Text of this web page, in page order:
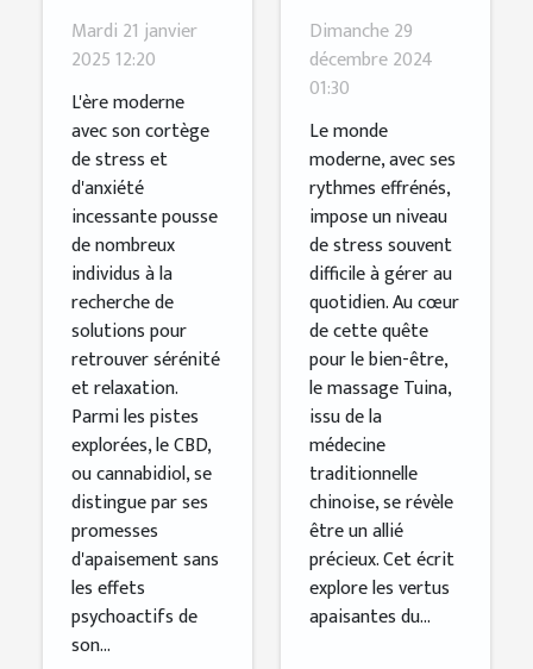
bienfaits du
CBD pour
une
relaxation
optimale
Mardi 21 janvier
2025 12:20
L'ère moderne
avec son cortège
de stress et
d'anxiété
incessante pousse
de nombreux
individus à la
recherche de
solutions pour
retrouver sérénité
et relaxation.
Parmi les pistes
explorées, le CBD,
ou cannabidiol, se
distingue par ses
promesses
d'apaisement sans
les effets
psychoactifs de
son...
massage
Tuina pour
la gestion
du stress
Dimanche 29
décembre 2024
01:30
Le monde
moderne, avec ses
rythmes effrénés,
impose un niveau
de stress souvent
difficile à gérer au
quotidien. Au cœur
de cette quête
pour le bien-être,
le massage Tuina,
issu de la
médecine
traditionnelle
chinoise, se révèle
être un allié
précieux. Cet écrit
explore les vertus
apaisantes du...